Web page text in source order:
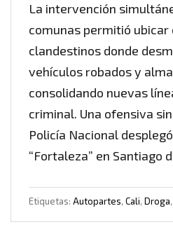
La intervención
comunas permitió ubicar
clandestinos donde
vehículos robados y
consolidando nuevas
criminal. Una ofensiva
Policía Nacional
“Fortaleza” en Santiago
Etiquetas: Autopartes, Cali, Droga,